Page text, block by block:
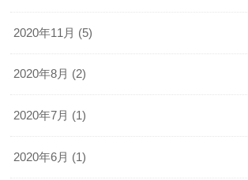
2020年11月 (5)
2020年8月 (2)
2020年7月 (1)
2020年6月 (1)